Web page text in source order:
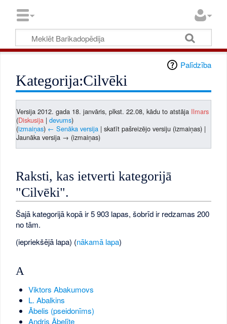
Palīdzība
Kategorija:Cilvēki
Versija 2012. gada 18. janvāris, plkst. 22.08, kādu to atstāja Ilmars
(Diskusija |devums)
(izmaiņas) ← Senāka versija | skatīt pašreizējo versiju (izmaiņas) |
Jaunāka versija → (izmaiņas)
Raksti, kas ietverti kategorijā
"Cilvēki".
Šajā kategorijā kopā ir 5 903 lapas, šobrīd ir redzamas 200
no tām.
(iepriekšējā lapa) (nākamā lapa)
A
Viktors Abakumovs
L. Abalkins
Ābelis (pseidonīms)
Andris Ābelīte